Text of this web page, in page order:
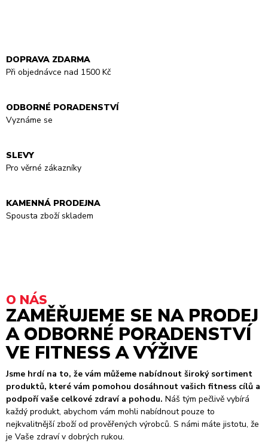
DOPRAVA ZDARMA
Při objednávce nad 1500 Kč
ODBORNÉ PORADENSTVÍ
Vyznáme se
SLEVY
Pro věrné zákazníky
KAMENNÁ PRODEJNA
Spousta zboží skladem
O NÁS
ZAMĚŘUJEME SE NA PRODEJ
A ODBORNÉ PORADENSTVÍ
VE FITNESS A VÝŽIVE
Jsme hrdí na to, že vám můžeme nabídnout široký sortiment
produktů, které vám pomohou dosáhnout vašich fitness cílů a
podpoří vaše celkové zdraví a pohodu. Náš tým pečlivě vybírá
každý produkt, abychom vám mohli nabídnout pouze to
nejkvalitnější zboží od prověřených výrobců. S námi máte jistotu, že
je Vaše zdraví v dobrých rukou.